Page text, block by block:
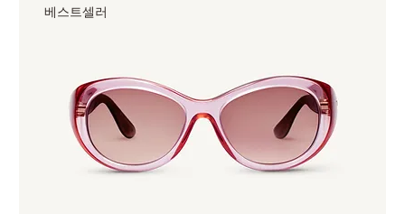
베스트셀러